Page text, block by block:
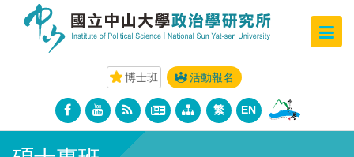
博士班 活動報名
繁 EN